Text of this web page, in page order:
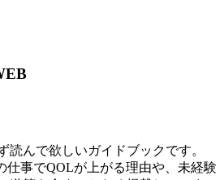
読んで欲しいガイドブックです。
仕事でQOLが上がる理由や、未経験